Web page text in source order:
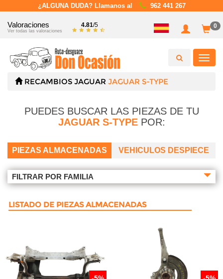
¿ALGUNA DUDA? Llamanos al 962 441 267
Valoraciones
Ver todas las valoraciones
4.81/5 0
RECAMBIOS JAGUAR JAGUAR S-TYPE
PUEDES BUSCAR LAS PIEZAS DE TU
JAGUAR S-TYPEPOR:
PIEZAS ALMACENADAS VEHICULOS DESPIECE
FILTRAR POR FAMILIA
LISTADO DE PIEZAS ALMACENADAS